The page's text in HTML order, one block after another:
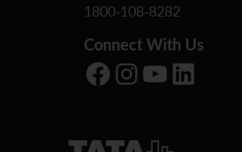
1800-108-8282
Connect With Us
Facebook Instagram YouTube LinkedIn